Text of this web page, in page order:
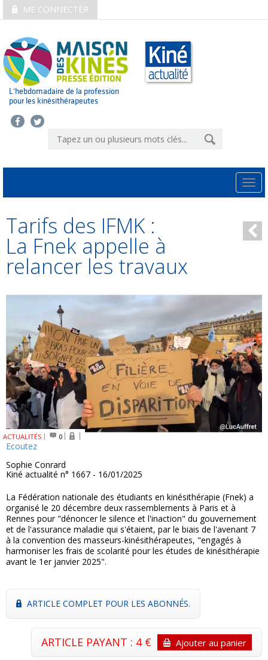
ME CONNECTER
L’hebdomadaire de la profession
pour les kinésithérapeutes
Tarifs des IFMK :
La Fnek appelle à
relancer les travaux
ACTUALITÉS 0
Ecoutez
Sophie Conrard
Kiné actualité n° 1667 - 16/01/2025
La Fédération nationale des étudiants en kinésithérapie (Fnek) a
organisé le 20 décembre deux rassemblements à Paris et à
Rennes pour "dénoncer le silence et l'inaction" du gouvernement
et de l'assurance maladie qui s'étaient, par le biais de l'avenant 7
à la convention des masseurs-kinésithérapeutes, "engagés à
harmoniser les frais de scolarité pour les études de kinésithérapie
avant le 1er janvier 2025".
ARTICLE COMPLET POUR LES ABONNÉS.
ARTICLE PAYANT : 4 € Ajouter au panier